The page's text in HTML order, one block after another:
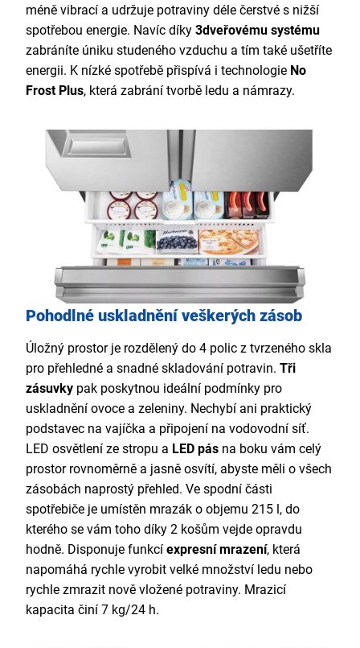
méně vibrací a udržuje potraviny déle čerstvé s nižší
spotřebou energie. Navíc díky 3dveřovému systému
zabráníte úniku studeného vzduchu a tím také ušetříte
energii. K nízké spotřebě přispívá i technologie No
Frost Plus, která zabrání tvorbě ledu a námrazy.
Pohodlné uskladnění veškerých zásob
Úložný prostor je rozdělený do 4 polic z tvrzeného skla
pro přehledné a snadné skladování potravin. Tři
zásuvky pak poskytnou ideální podmínky pro
uskladnění ovoce a zeleniny. Nechybí ani praktický
podstavec na vajíčka a připojení na vodovodní síť.
LED osvětlení ze stropu a LED pás na boku vám celý
prostor rovnoměrně a jasně osvítí, abyste měli o všech
zásobách naprostý přehled. Ve spodní části
spotřebiče je umístěn mrazák o objemu 215 l, do
kterého se vám toho díky 2 košům vejde opravdu
hodně. Disponuje funkcí expresní mrazení, která
napomáhá rychle vyrobit velké množství ledu nebo
rychle zmrazit nově vložené potraviny. Mrazicí
kapacita činí 7 kg/24 h.